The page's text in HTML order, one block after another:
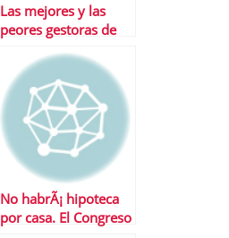
Las mejores y las
peores gestoras de
No habrÃ¡ hipoteca
por casa. El Congreso